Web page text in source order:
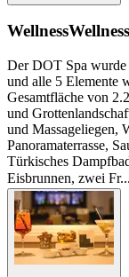
Wellness
Der DOT Spa wurde
und alle 5 Elemente
Gesamtfläche von
und
und Massageliegen,
Panoramaterrasse,
Türkisches
Eisbrunnen, zwei Fr...